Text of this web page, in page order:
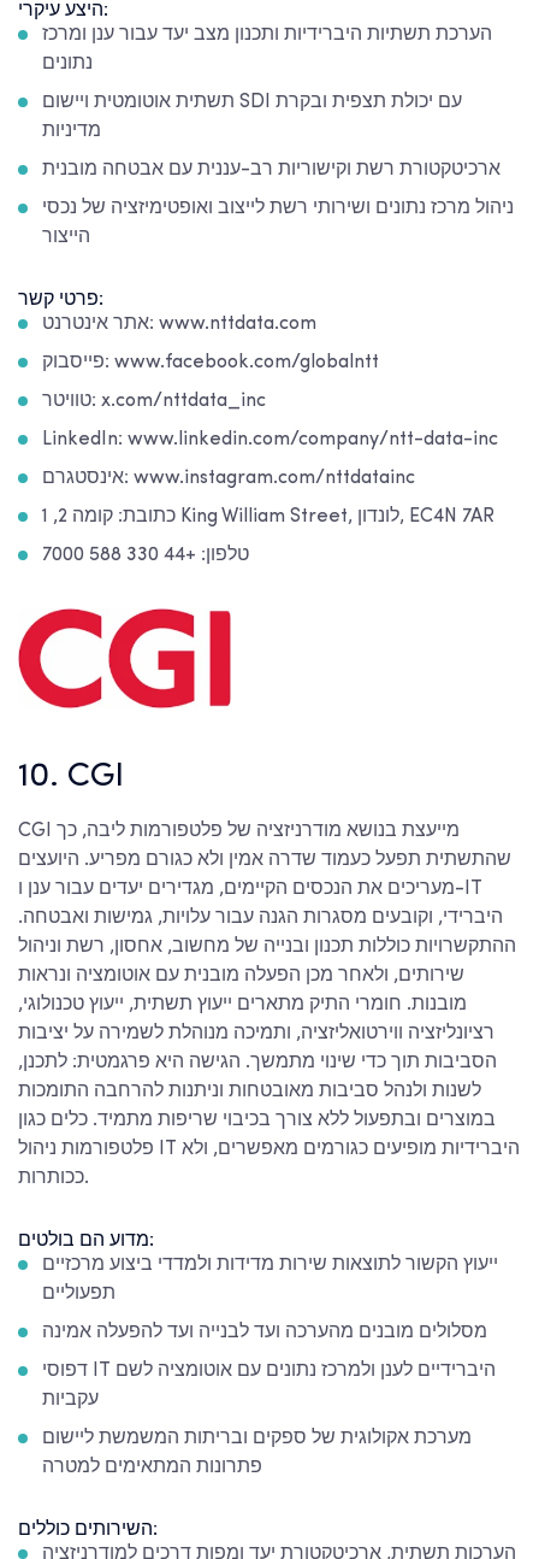
היצע עיקרי:
הערכת תשתיות היברידיות ותכנון מצב יעד עבור ענן ומרכז
נתונים
תשתית אוטומטית ויישום SDI עם יכולת תצפית ובקרת
מדיניות
ארכיטקטורת רשת וקישוריות רב-עננית עם אבטחה מובנית
ניהול מרכז נתונים ושירותי רשת לייצוב ואופטימיזציה של נכסי
הייצור
פרטי קשר:
אתר אינטרנט: www.nttdata.com
פייסבוק: www.facebook.com/globalntt
טוויטר: x.com/nttdata_inc
LinkedIn: www.linkedin.com/company/ntt-data-inc
אינסטגרם: www.instagram.com/nttdatainc
כתובת: קומה 2, 1 King William Street, לונדון, EC4N 7AR
טלפון: +44 330 588 7000
10. CGI
CGI מייעצת בנושא מודרניזציה של פלטפורמות ליבה, כך
שהתשתית תפעל כעמוד שדרה אמין ולא כגורם מפריע. היועצים
מעריכים את הנכסים הקיימים, מגדירים יעדים עבור ענן ו-IT
היברידי, וקובעים מסגרות הגנה עבור עלויות, גמישות ואבטחה.
ההתקשרויות כוללות תכנון ובנייה של מחשוב, אחסון, רשת וניהול
שירותים, ולאחר מכן הפעלה מובנית עם אוטומציה ונראות
מובנות. חומרי התיק מתארים ייעוץ תשתית, ייעוץ טכנולוגי,
רציונליזציה ווירטואליזציה, ותמיכה מנוהלת לשמירה על יציבות
הסביבות תוך כדי שינוי מתמשך. הגישה היא פרגמטית: לתכנן,
לשנות ולנהל סביבות מאובטחות וניתנות להרחבה התומכות
במוצרים ובתפעול ללא צורך בכיבוי שריפות מתמיד. כלים כגון
פלטפורמות ניהול IT היברידיות מופיעים כגורמים מאפשרים, ולא
ככותרות.
מדוע הם בולטים:
ייעוץ הקשור לתוצאות שירות מדידות ולמדדי ביצוע מרכזיים
תפעוליים
מסלולים מובנים מהערכה ועד לבנייה ועד להפעלה אמינה
דפוסי IT היברידיים לענן ולמרכז נתונים עם אוטומציה לשם
עקביות
מערכת אקולוגית של ספקים ובריתות המשמשת ליישום
השירותים כוללים: